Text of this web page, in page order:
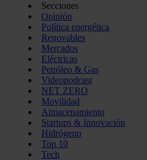
Secciones
Opinión
Política energética
Renovables
Mercados
Eléctricas
Petróleo & Gas
Videopodcast
NET ZERO
Movilidad
Almacenamiento
Startups & Innovación
Hidrógeno
Top 10
Tech